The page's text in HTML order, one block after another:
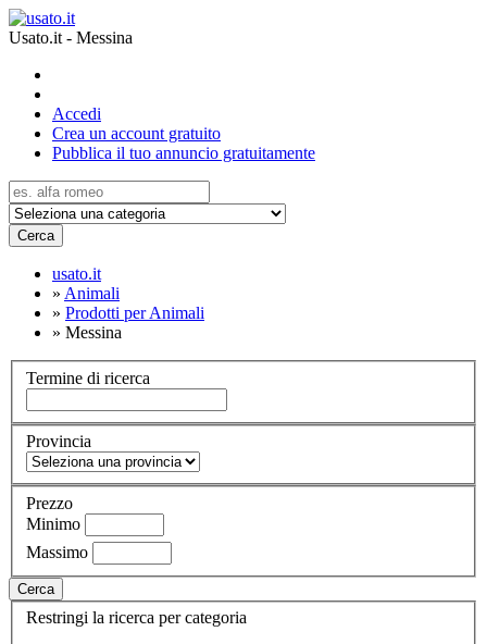
Usato.it - Messina
Accedi
Crea un account gratuito
Pubblica il tuo annuncio gratuitamente
Cerca
usato.it
» Animali
» Prodotti per Animali
» Messina
Termine di ricerca
Provincia
Prezzo
Minimo
Massimo
Cerca
Restringi la ricerca per categoria